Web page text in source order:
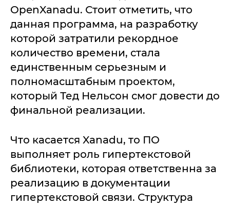
OpenXanadu. Стоит отметить, что
данная программа, на разработку
которой затратили рекордное
количество времени, стала
единственным серьезным и
полномасштабным проектом,
который Тед Нельсон смог довести до
финальной реализации.
Что касается Xanadu, то ПО
выполняет роль гипертекстовой
библиотеки, которая ответственна за
реализацию в документации
гипертекстовой связи. Структура